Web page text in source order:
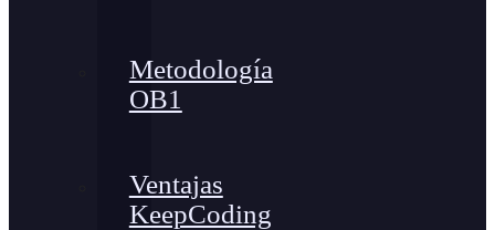
Metodología
OB1
Ventajas
KeepCoding